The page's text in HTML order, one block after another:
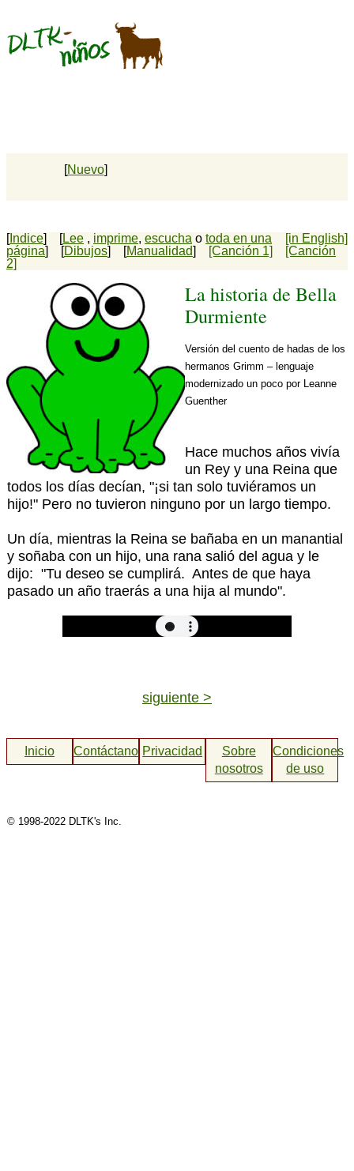
[Nuevo]
[in English]
[Indice] [Lee , imprime, escucha o toda en una
página] [Dibujos] [Manualidad] [Canción 1]
[Canción
2]
La historia de Bella
Durmiente
Versión del cuento de hadas de los
hermanos Grimm – lenguaje
modernizado un poco por Leanne
Guenther
Hace muchos años vivía
un Rey y una Reina que
todos los días decían, "¡si tan solo tuviéramos un
hijo!" Pero no tuvieron ninguno por un largo tiempo.
Un día, mientras la Reina se bañaba en un manantial
y soñaba con un hijo, una rana salió del agua y le
dijo: "Tu deseo se cumplirá. Antes de que haya
pasado un año traerás a una hija al mundo".
siguiente >
Inicio ContáctanosPrivacidad
Sobre
nosotros
Condiciones
de uso
© 1998-2022 DLTK's Inc.